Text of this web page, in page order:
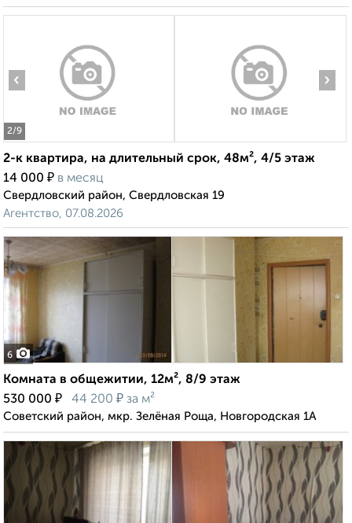
2/9
‹ ›
2-к квартира, на длительный срок, 48м², 4/5 этаж
14 000 ₽ в месяц
Свердловский район, Свердловская 19
Агентство, 07.08.2026
6
Комната в общежитии, 12м², 8/9 этаж
530 000 ₽ 44 200 ₽ за м²
Советский район, мкр. Зелёная Роща, Новгородская 1А